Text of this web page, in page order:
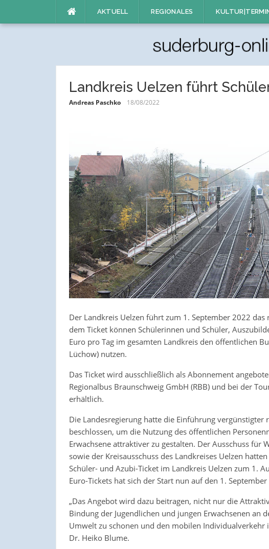
AKTUELL REGIONALES
Landkreis Uelzen führt
Andreas Paschko 18/08/2022
Der Landkreis Uelzen führt zum 1. September 2022
dem Ticket können Schülerinnen und Schüler,
Euro pro Tag im gesamten Landkreis den öffentlichen
Lüchow) nutzen.
Das Ticket wird ausschließlich als Abonnement
Regionalbus Braunschweig GmbH (RBB) und bei der
erhältlich.
Die Landesregierung hatte die Einführung vergünstigter
beschlossen, um die Nutzung des öffentlichen
Erwachsene attraktiver zu gestalten. Der Ausschuss für
sowie der Kreisausschuss des Landkreises Uelzen
Schüler- und Azubi-Ticket im Landkreis Uelzen zum 1.
Euro-Tickets hat sich der Start nun auf den 1.
„Das Angebot wird dazu beitragen, nicht nur die
Bindung der Jugendlichen und jungen Erwachsenen an
Umwelt zu schonen und den mobilen Individualverkehr
Dr. Heiko Blume.